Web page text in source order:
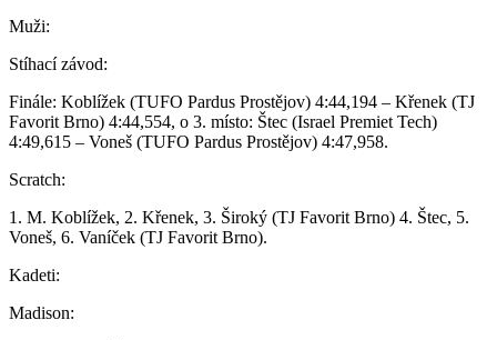
Muži:
Stíhací závod:
Finále: Koblížek (TUFO Pardus Prostějov) 4:44,194 – Křenek (TJ
Favorit Brno) 4:44,554, o 3. místo: Štec (Israel Premiet Tech)
4:49,615 – Voneš (TUFO Pardus Prostějov) 4:47,958.
Scratch:
1. M. Koblížek, 2. Křenek, 3. Široký (TJ Favorit Brno) 4. Štec, 5.
Voneš, 6. Vaníček (TJ Favorit Brno).
Kadeti:
Madison: